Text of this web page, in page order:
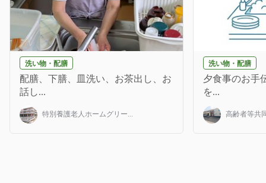
洗い物・配膳
配膳、下膳、皿洗い、お茶出し、お
話し...
特別養護老人ホームグリー...
洗い物・配膳
夕食事のお手
を...
高齢者等共